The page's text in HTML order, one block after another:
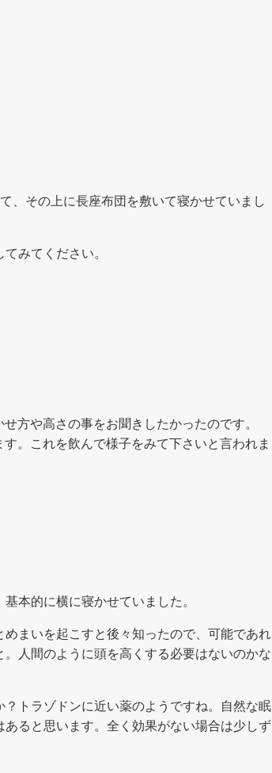
、その上に長座布団を敷いて寝かせていまし
みてください。
方や高さの事をお聞きしたかったのです。
。これを飲んで様子をみて下さいと言われま
本的に横に寝かせていました。
まいを起こすと後々知ったので、可能であれ
人間のように頭を高くする必要はないのかな
トラゾドンに近い薬のようですね。自然な眠
ると思います。全く効果がない場合は少しず